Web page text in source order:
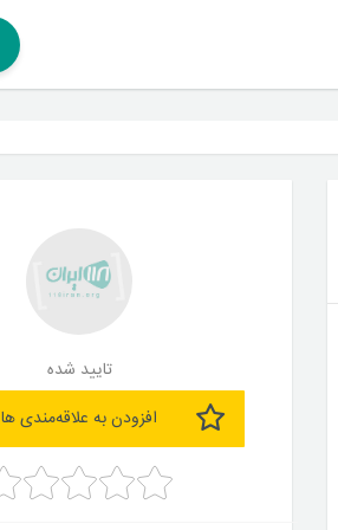
تایید شده
افزودن به علاقه‌مندی ها